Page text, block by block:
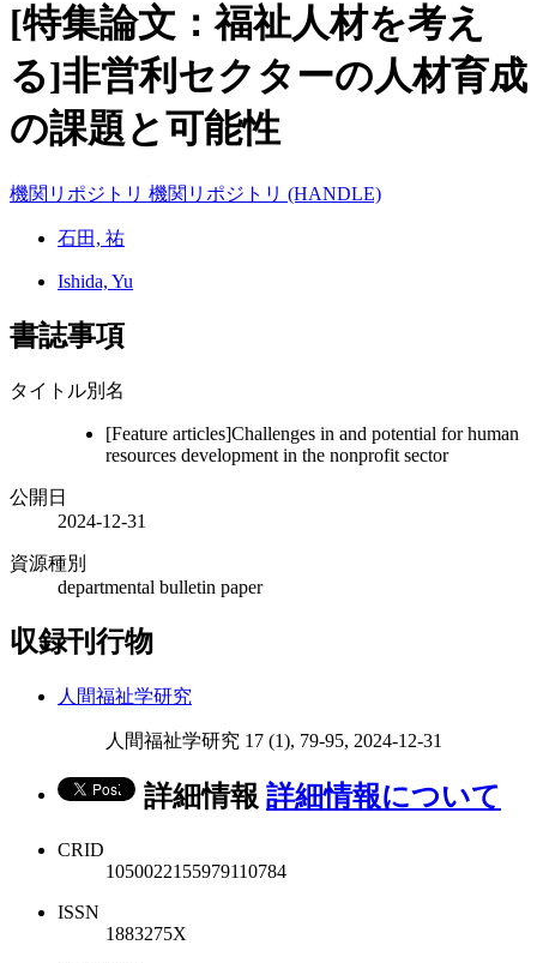
[特集論文：福祉人材を考え
る]非営利セクターの人材育成
の課題と可能性
機関リポジトリ 機関リポジトリ (HANDLE)
石田, 祐
Ishida, Yu
書誌事項
タイトル別名
[Feature articles]Challenges in and potential for human
resources development in the nonprofit sector
公開日
2024-12-31
資源種別
departmental bulletin paper
収録刊行物
人間福祉学研究
人間福祉学研究 17 (1), 79-95, 2024-12-31
詳細情報 詳細情報について
CRID
1050022155979110784
ISSN
1883275X